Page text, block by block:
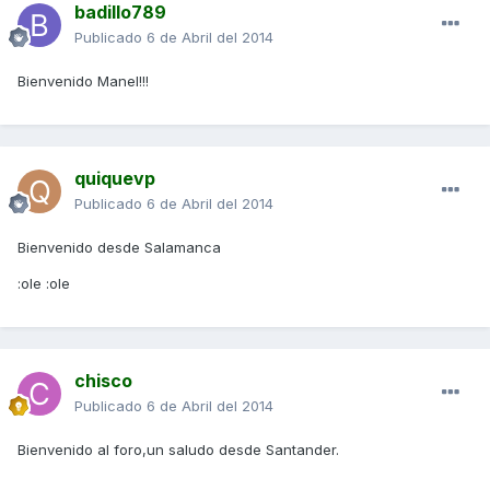
badillo789
Publicado 6 de Abril del 2014
Bienvenido Manel!!!
quiquevp
Publicado 6 de Abril del 2014
Bienvenido desde Salamanca
:ole :ole
chisco
Publicado 6 de Abril del 2014
Bienvenido al foro,un saludo desde Santander.